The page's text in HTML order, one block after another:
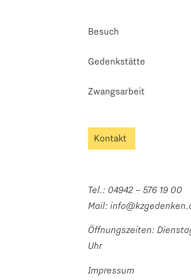
Besuch
Gedenkstätte
Zwangsarbeit
Kontakt
Tel.: 04942 – 576 19 00
Mail:
Öffnungszeiten:
Uhr
Impressum